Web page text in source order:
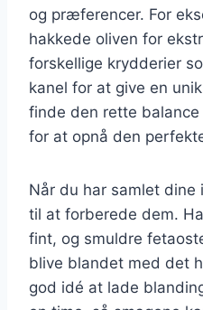
og præferencer. For
hakkede oliven for
forskellige krydderier
kanel for at give en
finde den rette
for at opnå den
Når du har samlet dine
til at forberede dem.
fint, og smuldre
blive blandet med det
god idé at lade